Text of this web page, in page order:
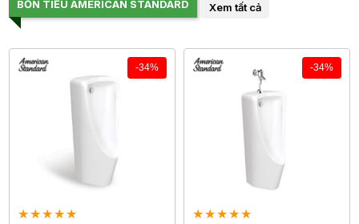
BỒN TIỂU AMERICAN STANDARD Xem tất cả
-34% -34%